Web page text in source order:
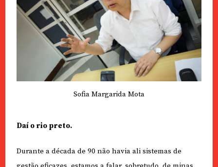
Sofia Margarida Mota
Daí o rio preto.
Durante a década de 90 não havia ali sistemas de